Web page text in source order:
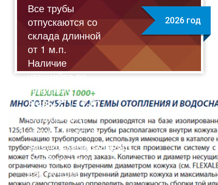
Все трубы
отпускаются со
склада длинной
от 1 м.п.
Наличие
уточняйте по
телефону:
8(495)211-17-01
Отправляйте
запрос на почту:
sale@flexalen.company
Подберем для
вас лучшее
2026 год